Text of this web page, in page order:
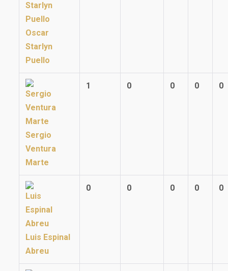
Oscar
Starlyn
Puello
Sergio
Ventura
Marte
1 0 0 0 0
Luis Espinal
Abreu
0 0 0 0 0